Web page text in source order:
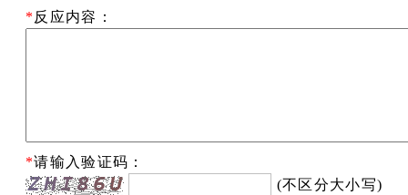
* 反应内容：
*请输入验证码：
(不区分大小写)